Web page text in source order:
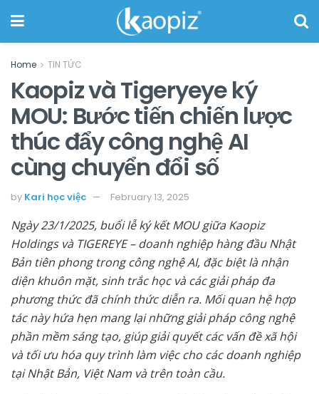
Home TIN TỨC
Kaopiz và Tigeryeye ký
MOU: Bước tiến chiến lược
thúc đẩy công nghệ AI
cùng chuyển đổi số
by Kari học việc February 13, 2025
Ngày 23/1/2025, buổi lễ ký kết MOU giữa Kaopiz
Holdings và TIGEREYE – doanh nghiệp hàng đầu Nhật
Bản tiên phong trong công nghệ AI, đặc biệt là nhận
diện khuôn mặt, sinh trắc học và các giải pháp đa
phương thức đã chính thức diễn ra. Mối quan hệ hợp
tác này hứa hẹn mang lại những giải pháp công nghệ
phần mềm sáng tạo, giúp giải quyết các vấn đề xã hội
và tối ưu hóa quy trình làm việc cho các doanh nghiệp
tại Nhật Bản, Việt Nam và trên toàn cầu.